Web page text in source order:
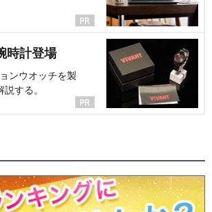
時計登場
ンウオッチを製
する。